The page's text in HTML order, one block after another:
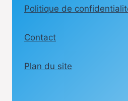
Politique de
Contact
Plan du site